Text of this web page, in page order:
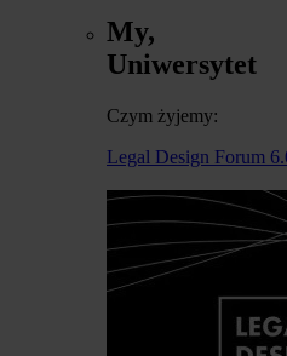
My,
Uniwersytet
Czym żyjemy:
Legal Design Forum